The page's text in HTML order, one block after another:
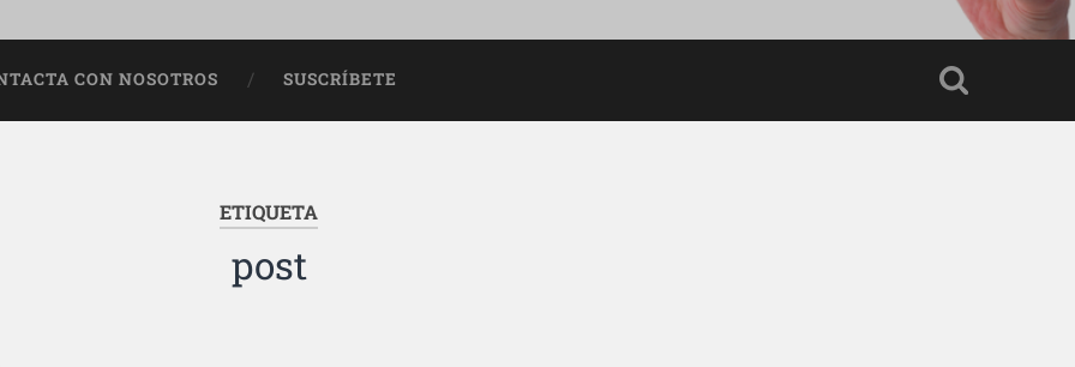
CON NOSOTROS SUSCRÍBETE
ETIQUETA
post